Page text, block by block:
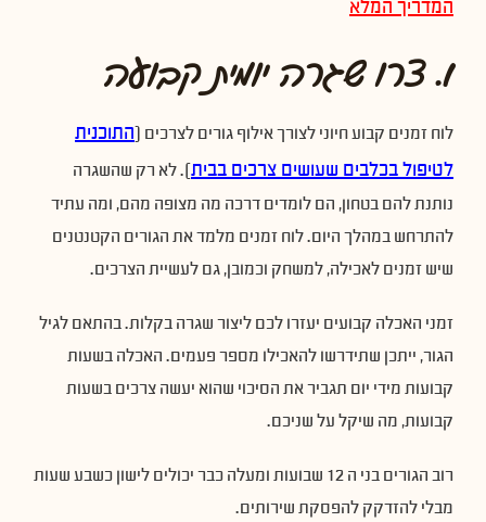
המדריך המלא
1. צרו שגרה יומית קבועה
לוח זמנים קבוע חיוני לצורך אילוף גורים לצרכים ( התוכנית
לטיפול בכלבים שעושים צרכים בבית). לא רק שהשגרה
נותנת להם בטחון, הם לומדים דרכה מה מצופה מהם, ומה עתיד
להתרחש במהלך היום. לוח זמנים מלמד את הגורים הקטנטנים
שיש זמנים לאכילה, למשחק וכמובן, גם לעשיית הצרכים.
זמני האכלה קבועים יעזרו לכם ליצור שגרה בקלות. בהתאם לגיל
הגור, ייתכן שתידרשו להאכילו מספר פעמים. האכלה בשעות
קבועות מידי יום תגביר את הסיכוי שהוא יעשה צרכים בשעות
קבועות, מה שיקל על שניכם.
רוב הגורים בני ה 12 שבועות ומעלה כבר יכולים לישון כשבע שעות
מבלי להזדקק להפסקת שירותים.